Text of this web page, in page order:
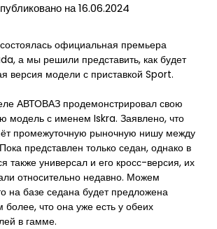
на 16.06.2024
официальная премьера
а мы решили представить, как будет
версия модели с приставкой Sport.
АВТОВАЗ продемонстрировал свою
модель с именем Iskra. Заявлено, что
промежуточную рыночную нишу между
представлен только седан, однако в
также универсал и его кросс-версия, их
относительно недавно. Можем
на базе седана будет предложена
более, что она уже есть у обеих
в гамме.